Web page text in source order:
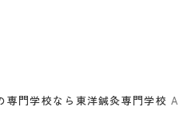
門学校なら東洋鍼灸専門学校